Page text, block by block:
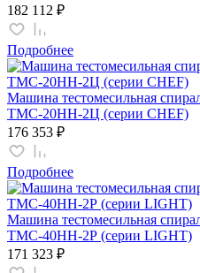
182 112 ₽
Подробнее
Машина тестомесильная
ТМС-20НН-2Ц (серии CHEF)
176 353 ₽
Подробнее
Машина тестомесильная
ТМС-40НН-2Р (серии LIGHT)
171 323 ₽